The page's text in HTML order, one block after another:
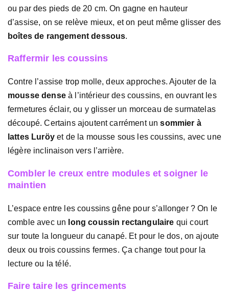
ou par des pieds de 20 cm. On gagne en hauteur
d’assise, on se relève mieux, et on peut même glisser des
boîtes de rangement dessous.
Raffermir les coussins
Contre l’assise trop molle, deux approches. Ajouter de la
mousse denseà l’intérieur des coussins, en ouvrant les
fermetures éclair, ou y glisser un morceau de surmatelas
découpé. Certains ajoutent carrément unsommier à
lattes Luröyet de la mousse sous les coussins, avec une
légère inclinaison vers l’arrière.
Combler le creux entre modules et soigner le
maintien
L’espace entre les coussins gêne pour s’allonger ? On le
comble avec un long coussin rectangulaire qui court
sur toute la longueur du canapé. Et pour le dos, on ajoute
deux ou trois coussins fermes. Ça change tout pour la
lecture ou la télé.
Faire taire les grincements